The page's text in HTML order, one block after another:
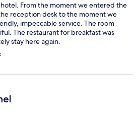
From the moment we entered the
reception desk to the moment we
impeccable service. The room
The restaurant for breakfast was
stay here again.